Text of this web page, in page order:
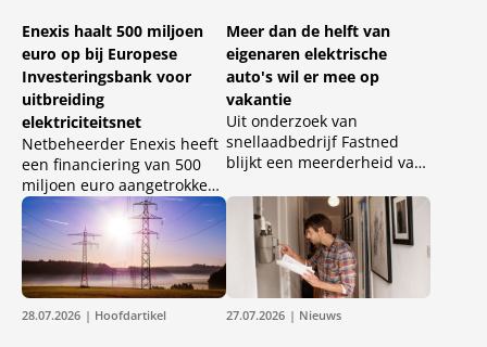
m te combineren, creëert
het familiebedrijf
voldoende ruimte om een
nieuw verhuurpand te
realiseren zonder te
wachten op een zwaardere
netaansluiting.
zonneparken veilig kunnen
worden ontwikkeld zonder
risico's voor de luchtvaart.
Enexis haalt 500 miljoen
euro op bij Europese
Investeringsbank voor
uitbreiding
elektriciteitsnet
Netbeheerder Enexis heeft
een financiering van 500
miljoen euro aangetrokken
bij de Europese
Investeringsbank (EIB) voor
de uitbreiding en
verzwaring van het
elektriciteitsnet.
Meer dan de helft van
eigenaren elektrische
auto's wil er mee op
vakantie
Uit onderzoek van
snellaadbedrijf Fastned
blijkt een meerderheid van
auto’s daarmee het
buitenland op gaat zoeken
voor vakantie.
28.07.2026 | Hoofdartikel 27.07.2026 | Nieuws